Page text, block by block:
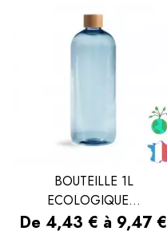
BOUTEILLE 1L
ECOLOGIQUE...
Prix
De 4,43 € à 9,47 €